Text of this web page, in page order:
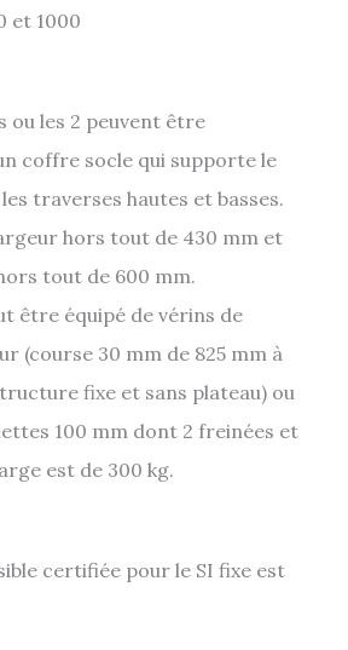
et 1000
ou les 2 peuvent être
coffre socle qui supporte le
traverses hautes et basses.
hors tout de 430 mm et
tout de 600 mm.
être équipé de vérins de
(course 30 mm de 825 mm à
fixe et sans plateau) ou
100 mm dont 2 freinées et
est de 300 kg.
certifiée pour le SI fixe est